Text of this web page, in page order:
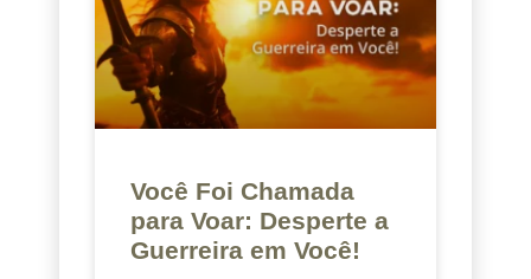
Você Foi Chamada
para Voar: Desperte a
Guerreira em Você!